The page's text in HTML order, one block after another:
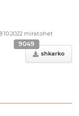
miratohet
shkarko
9049